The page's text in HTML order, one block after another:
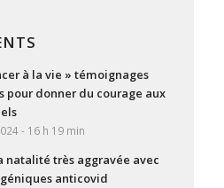
à la vie » témoignages
pour donner du courage aux
- 16 h 19 min
natalité très aggravée avec
anticovid